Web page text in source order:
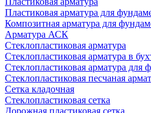
Пластиковая арматура для
Композитная арматура для
Арматура АСК
Cтеклопластиковая арматура
Стеклопластиковая арматура в
Стеклопластиковая арматура для
Стеклопластиковая песчаная
Сетка кладочная
Стеклопластиковая сетка
Дорожная пластиковая сетка